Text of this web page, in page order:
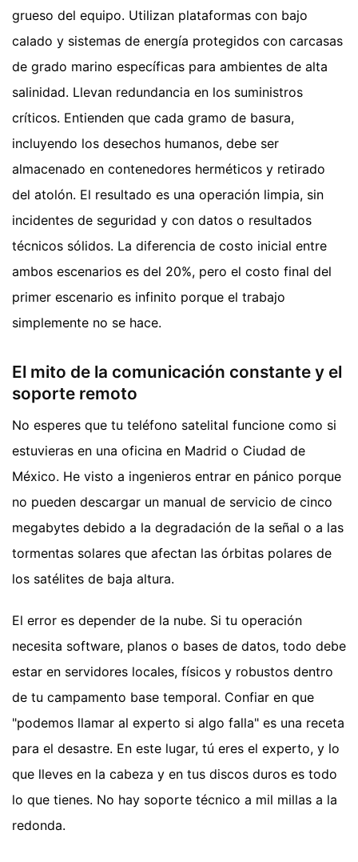
grueso del equipo. Utilizan plataformas con bajo
calado y sistemas de energía protegidos con carcasas
de grado marino específicas para ambientes de alta
salinidad. Llevan redundancia en los suministros
críticos. Entienden que cada gramo de basura,
incluyendo los desechos humanos, debe ser
almacenado en contenedores herméticos y retirado
del atolón. El resultado es una operación limpia, sin
incidentes de seguridad y con datos o resultados
técnicos sólidos. La diferencia de costo inicial entre
ambos escenarios es del 20%, pero el costo final del
primer escenario es infinito porque el trabajo
simplemente no se hace.
El mito de la comunicación constante y el
soporte remoto
No esperes que tu teléfono satelital funcione como si
estuvieras en una oficina en Madrid o Ciudad de
México. He visto a ingenieros entrar en pánico porque
no pueden descargar un manual de servicio de cinco
megabytes debido a la degradación de la señal o a las
tormentas solares que afectan las órbitas polares de
los satélites de baja altura.
El error es depender de la nube. Si tu operación
necesita software, planos o bases de datos, todo debe
estar en servidores locales, físicos y robustos dentro
de tu campamento base temporal. Confiar en que
"podemos llamar al experto si algo falla" es una receta
para el desastre. En este lugar, tú eres el experto, y lo
que lleves en la cabeza y en tus discos duros es todo
lo que tienes. No hay soporte técnico a mil millas a la
redonda.